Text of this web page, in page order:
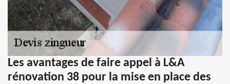
Les avantages de faire appel à L&A
rénovation 38 pour la mise en place des